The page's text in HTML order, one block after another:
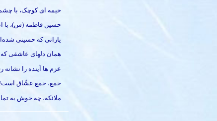
خیمه ای کوچک، با
حسین فاطمه (س)، با
یارانی که حسینی
همان دلهای عاشقی
عزم ها آینده را نشانه
جمع، جمع عشّاق است!
ملائکه، چه خوش به